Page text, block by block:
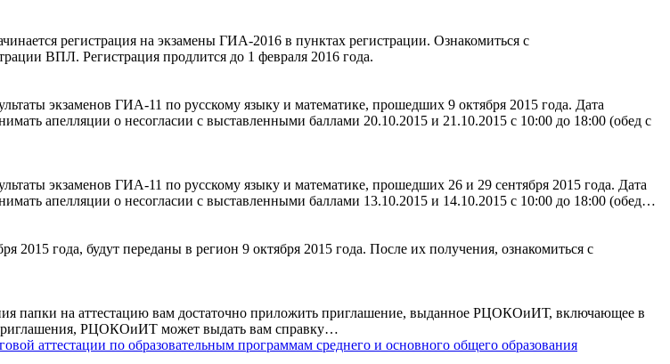
регистрация на экзамены ГИА-2016 в пунктах регистрации. Ознакомиться с
ВПЛ. Регистрация продлится до 1 февраля 2016 года.
экзаменов ГИА-11 по русскому языку и математике, прошедших 9 октября 2015 года. Дата
апелляции о несогласии с выставленными баллами 20.10.2015 и 21.10.2015 с 10:00 до 18:00 (обед с
экзаменов ГИА-11 по русскому языку и математике, прошедших 26 и 29 сентября 2015 года. Дата
апелляции о несогласии с выставленными баллами 13.10.2015 и 14.10.2015 с 10:00 до 18:00 (обед…
2015 года, будут переданы в регион 9 октября 2015 года. После их получения, ознакомиться с
папки на аттестацию вам достаточно приложить приглашение, выданное РЦОКОиИТ, включающее в
приглашения, РЦОКОиИТ может выдать вам справку…
аттестации по образовательным программам среднего и основного общего образования